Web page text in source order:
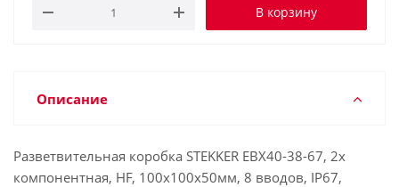
В корзину
Описание
Разветвительная коробка STEKKER EBX40-38-67, 2х
компонентная, HF, 100х100х50мм, 8 вводов, IP67,